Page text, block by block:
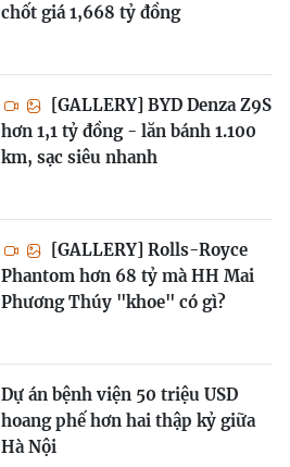
chốt giá 1,668 tỷ đồng
[GALLERY] BYD Denza Z9S
hơn 1,1 tỷ đồng - lăn bánh 1.100
km, sạc siêu nhanh
[GALLERY] Rolls-Royce
Phantom hơn 68 tỷ mà HH Mai
Phương Thúy "khoe" có gì?
Dự án bệnh viện 50 triệu USD
hoang phế hơn hai thập kỷ giữa
Hà Nội